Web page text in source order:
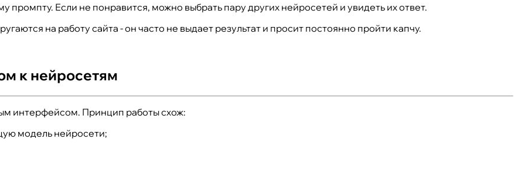
промпту. Если не понравится, можно выбрать пару других нейросетей и увидеть их ответ.
на работу сайта - он часто не выдает результат и просит постоянно пройти капчу.
к нейросетям
интерфейсом. Принцип работы схож:
модель нейросети;